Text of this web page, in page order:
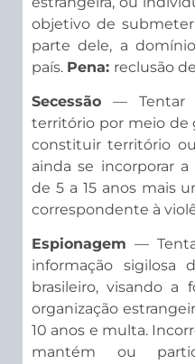
objetivo de
parte dele, a
país. Pena: reclusão
Secessão — Tentar
território por meio de
constituir território
ainda se incorporar a
de 5 a 15 anos mais
correspondente à
Espionagem —
informação sigilosa
brasileiro, visando a
organização
10 anos e multa.
mantém ou